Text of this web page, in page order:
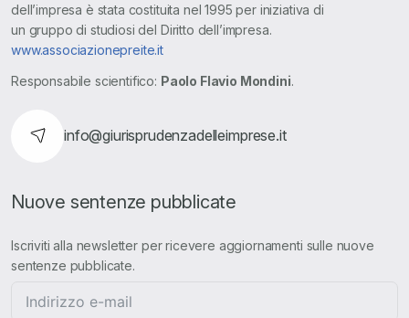
dell’impresa è stata costituita nel 1995 per iniziativa di
un gruppo di studiosi del Diritto dell’impresa.
www.associazionepreite.it
Responsabile scientifico: Paolo Flavio Mondini.
info@giurisprudenzadelleimprese.it
Nuove sentenze pubblicate
Iscriviti alla newsletter per ricevere aggiornamenti sulle nuove
sentenze pubblicate.